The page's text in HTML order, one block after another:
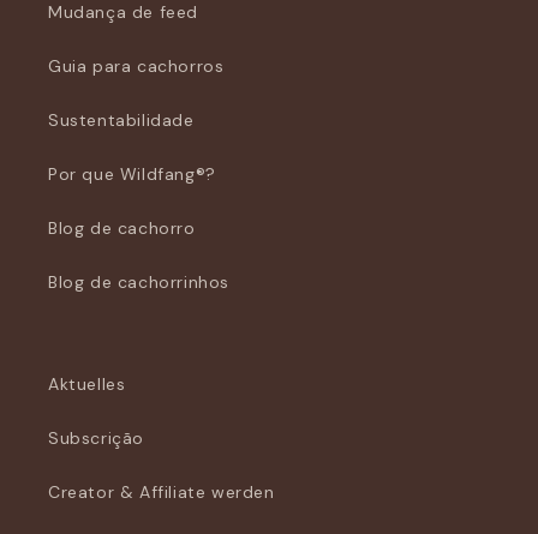
Mudança de feed
Guia para cachorros
Sustentabilidade
Por que Wildfang®?
Blog de cachorro
Blog de cachorrinhos
Aktuelles
Subscrição
Creator & Affiliate werden